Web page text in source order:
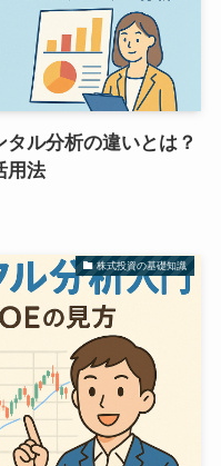
ル分析の違いとは？
用法
株式投資の基礎知識